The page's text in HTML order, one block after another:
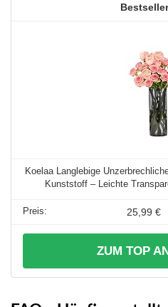
Koelaa Langlebige
Kunststoff – Leichte
25,99 €
ZUM TOP